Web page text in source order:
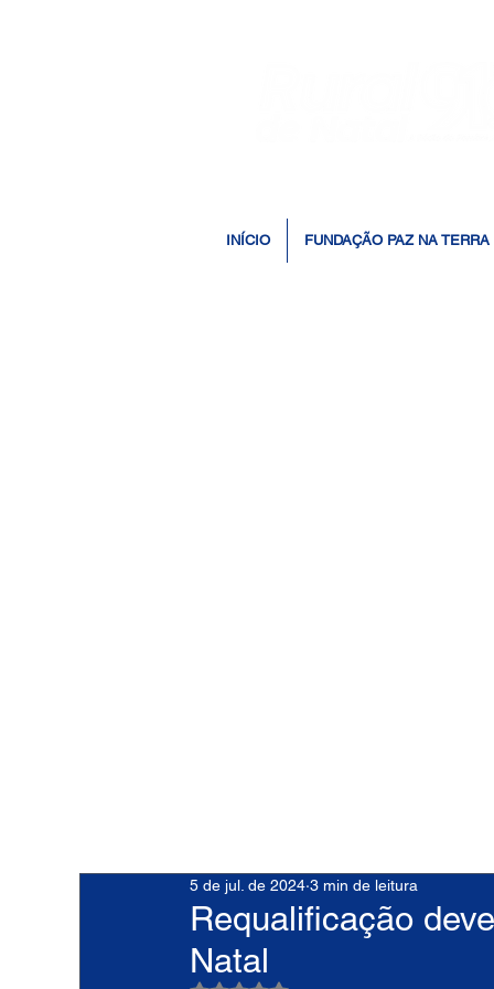
INÍCIO FUNDAÇÃO PAZ NA TERRA
Requalificação
Natal
5 de jul. de 2024 3 min de leitura